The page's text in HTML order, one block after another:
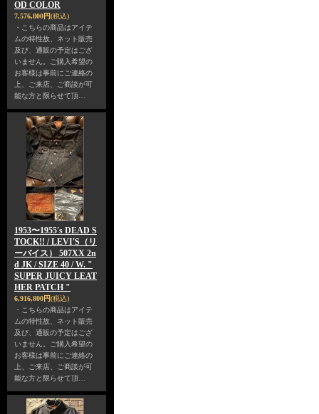
OD COLOR
7,576,800円(税込)
・こちらの商品はアイテ
ムの特性故、ネット販売
及び、通販の予定はござ
いません。ご購入希望の
お客様は事前にご連絡の
上、ご来店、ご商談が可
能な方と限らせて頂…
1953〜1955's DEAD S
TOCK!! / LEVI'S（リ
ーバイス） 507XX 2n
d JK / SIZE 40 / W. "
SUPER JUICY LEAT
HER PATCH "
6,916,800円(税込)
・こちらの商品はアイテ
ムの特性故、ネット販売
及び、通販の予定はござ
いません。ご購入希望の
お客様は事前にご連絡の
上、ご来店、ご商談が可
能な方と限らせて頂…